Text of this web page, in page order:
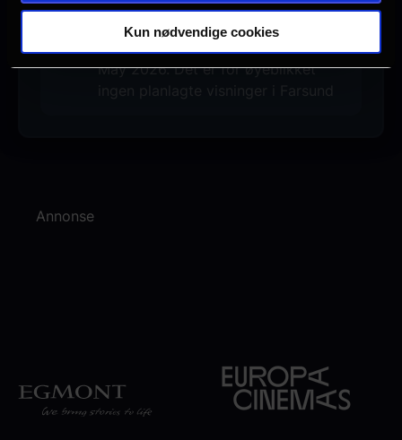
Kun nødvendige cookies
Ingen visninger i Farsund
Denne filmen hadde premiere 29.
May 2026. Det er for øyeblikket
Annonse